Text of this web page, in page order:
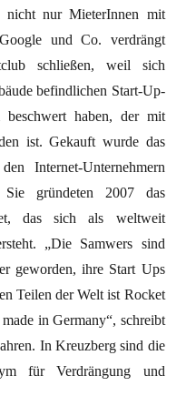
nicht nur MieterInnen mit
und Co. verdrängt
schließen, weil sich
befindlichen Start-Up-
haben, der mit
ist. Gekauft wurde das
Internet-Unternehmern
gründeten 2007 das
das sich als weltweit
„Die Samwers sind
geworden, ihre Start Ups
Teilen der Welt ist Rocket
in Germany“, schreibt
In Kreuzberg sind die
für Verdrängung und